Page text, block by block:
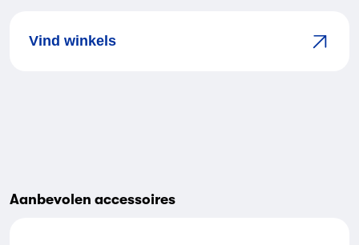
Vind winkels
Aanbevolen accessoires